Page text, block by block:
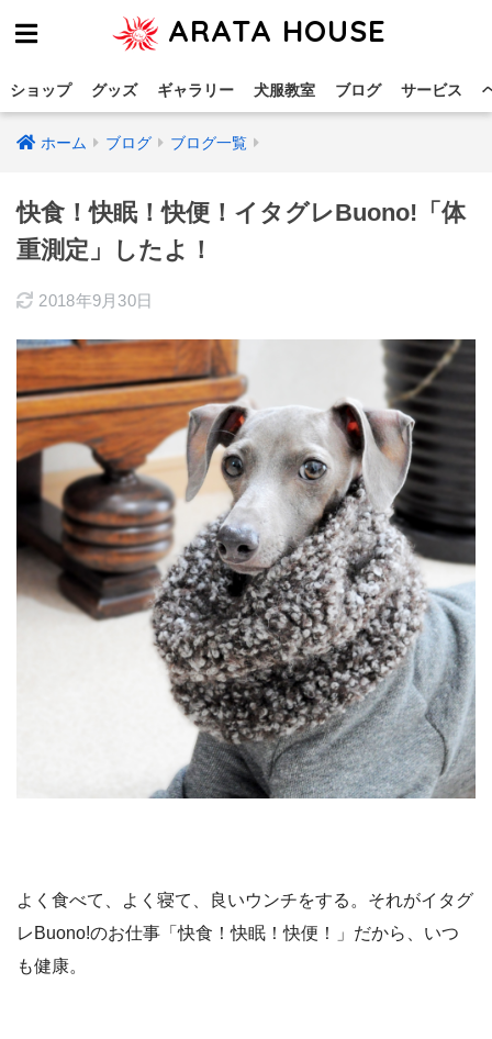
ARATA HOUSE
ショップ グッズ ギャラリー 犬服教室 ブログ サービス
ホーム ブログ ブログ一覧
快食！快眠！快便！イタグレBuono!「体
重測定」したよ！
2018年9月30日
よく食べて、よく寝て、良いウンチをする。それがイタグ
レBuono!のお仕事「快食！快眠！快便！」だから、いつ
も健康。